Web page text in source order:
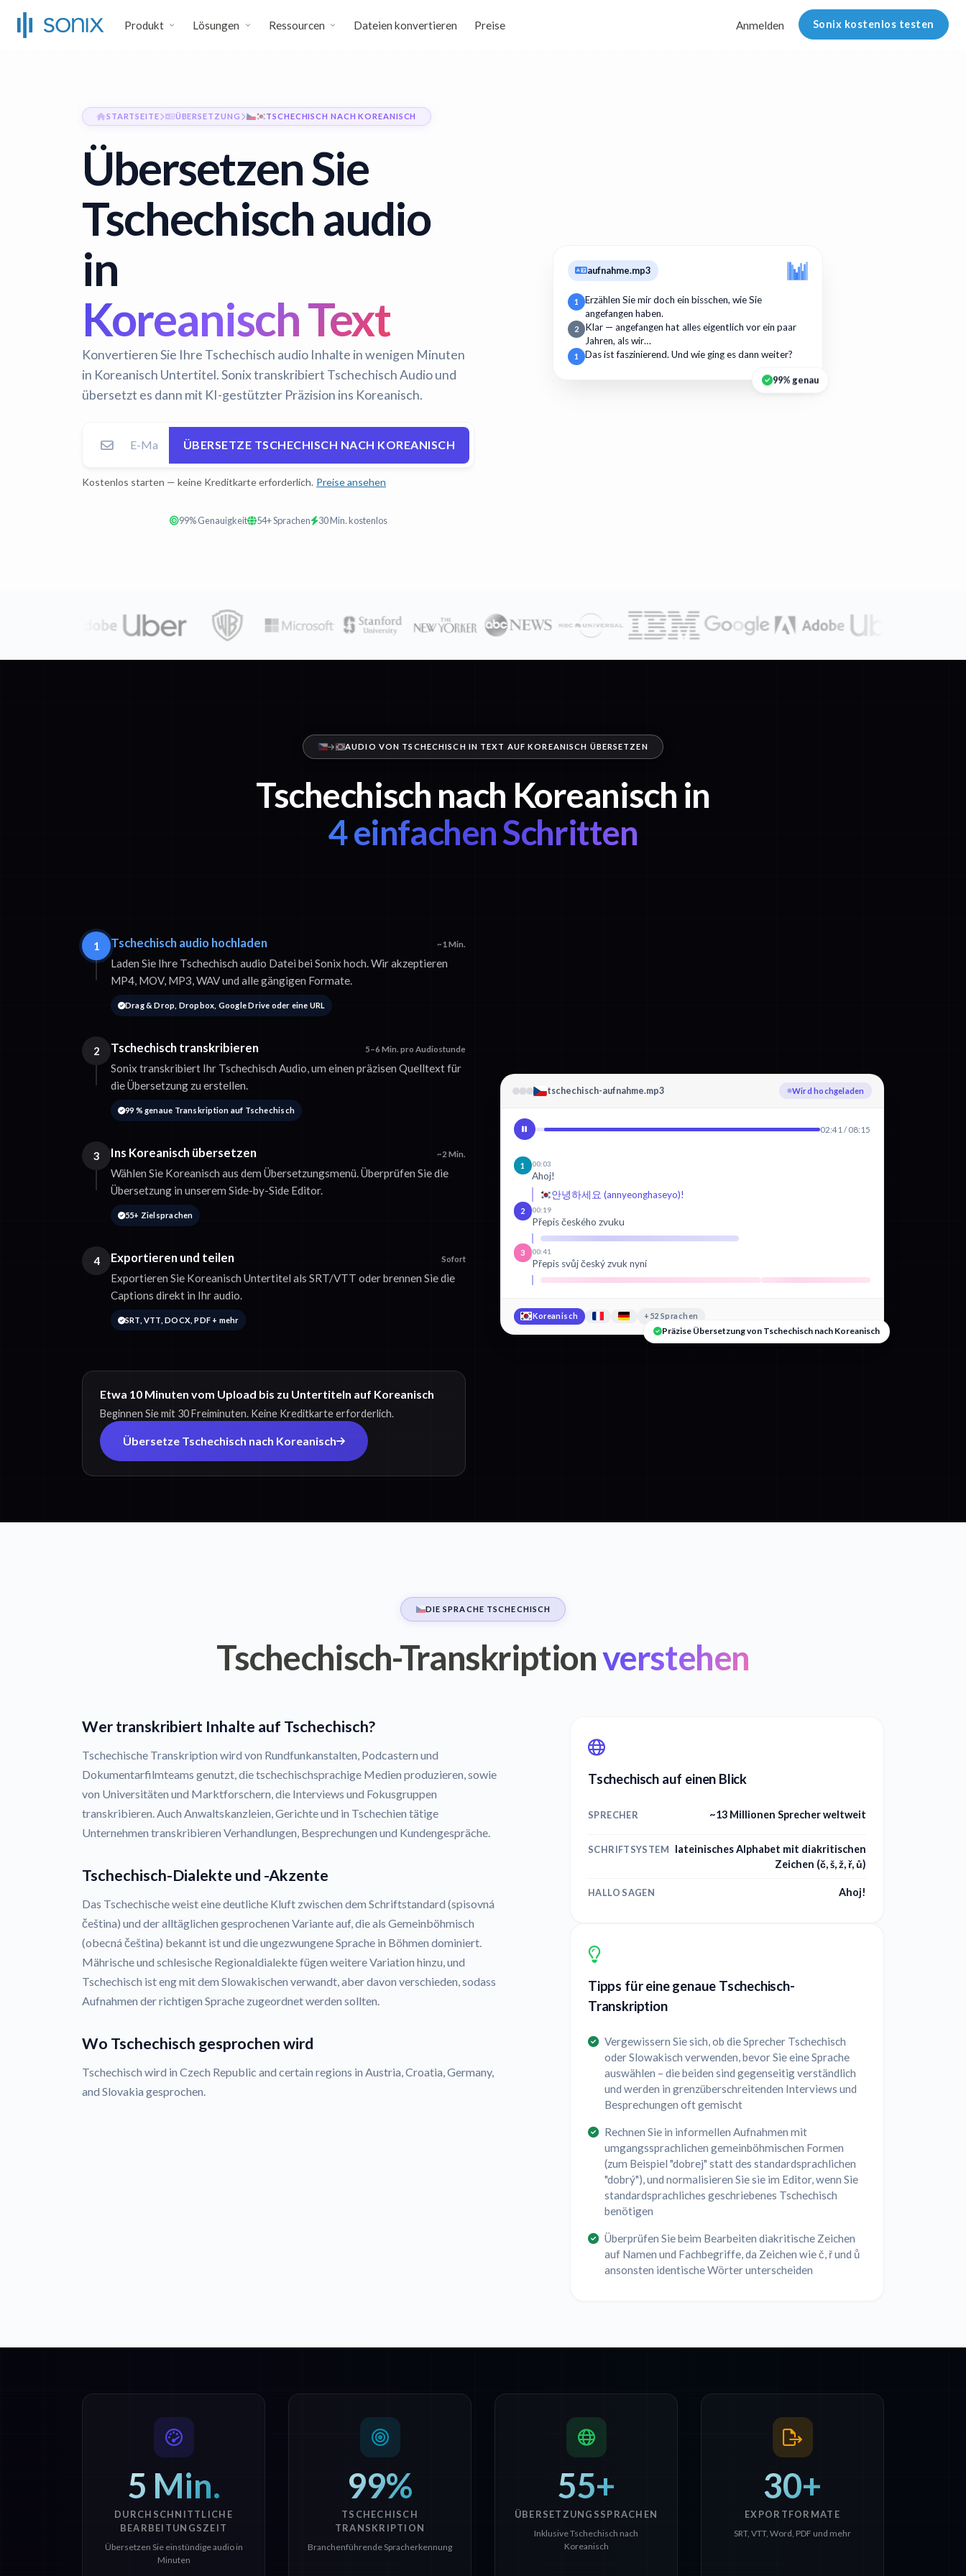
Produkt Lösungen Ressourcen Dateien konvertieren Preise Anmelden Sonix kostenlos testen
STARTSEITE ÜBERSETZUNG TSCHECHISCH NACH KOREANISCH
Übersetzen Sie
Tschechisch audio
in
Koreanisch Text
Konvertieren Sie Ihre Tschechisch audio Inhalte in wenigen Minuten
in Koreanisch Untertitel. Sonix transkribiert Tschechisch Audio und
übersetzt es dann mit KI-gestützter Präzision ins Koreanisch.
ÜBERSETZE TSCHECHISCH NACH KOREANISCH
Kostenlos starten — keine Kreditkarte erforderlich. Preise ansehen
99% Genauigkeit 54+ Sprachen 30 Min. kostenlos
aufnahme.mp3
1
Erzählen Sie mir doch ein bisschen, wie Sie
angefangen haben.
2
Klar — angefangen hat alles eigentlich vor ein paar
Jahren, als wir…
1 Das ist faszinierend. Und wie ging es dann weiter?
99% genau
AUDIO VON TSCHECHISCH IN TEXT AUF KOREANISCH ÜBERSETZEN
Tschechisch nach Koreanisch in
4 einfachen Schritten
1 Tschechisch audio hochladen ~1 Min.
Laden Sie Ihre Tschechisch audio Datei bei Sonix hoch. Wir akzeptieren
MP4, MOV, MP3, WAV und alle gängigen Formate.
Drag & Drop, Dropbox, Google Drive oder eine URL
2 Tschechisch transkribieren 5–6 Min. pro Audiostunde
Sonix transkribiert Ihr Tschechisch Audio, um einen präzisen Quelltext für
die Übersetzung zu erstellen.
99 % genaue Transkription auf Tschechisch
3 Ins Koreanisch übersetzen ~2 Min.
Wählen Sie Koreanisch aus dem Übersetzungsmenü. Überprüfen Sie die
Übersetzung in unserem Side-by-Side Editor.
55+ Zielsprachen
4 Exportieren und teilen Sofort
Exportieren Sie Koreanisch Untertitel als SRT/VTT oder brennen Sie die
Captions direkt in Ihr audio.
SRT, VTT, DOCX, PDF + mehr
Etwa 10 Minuten vom Upload bis zu Untertiteln auf Koreanisch
Beginnen Sie mit 30 Freiminuten. Keine Kreditkarte erforderlich.
Übersetze Tschechisch nach Koreanisch
tschechisch-aufnahme.mp3 Tschechisch wird transkribiert
02:41 / 08:15
1 00:03
Ahoj!
안녕하세요 (annyeonghaseyo)!
2 00:19
Přepis českého zvuku
3 00:41
Přepis svůj český zvuk nyní
Koreanisch +52 Sprachen
Präzise Übersetzung von Tschechisch nach Koreanisch
DIE SPRACHE TSCHECHISCH
Tschechisch-Transkriptionverstehen
Wer transkribiert Inhalte auf Tschechisch?
Tschechische Transkription wird von Rundfunkanstalten, Podcastern und
Dokumentarfilmteams genutzt, die tschechischsprachige Medien produzieren, sowie
von Universitäten und Marktforschern, die Interviews und Fokusgruppen
transkribieren. Auch Anwaltskanzleien, Gerichte und in Tschechien tätige
Unternehmen transkribieren Verhandlungen, Besprechungen und Kundengespräche.
Tschechisch-Dialekte und -Akzente
Das Tschechische weist eine deutliche Kluft zwischen dem Schriftstandard (spisovná
čeština) und der alltäglichen gesprochenen Variante auf, die als Gemeinböhmisch
(obecná čeština) bekannt ist und die ungezwungene Sprache in Böhmen dominiert.
Mährische und schlesische Regionaldialekte fügen weitere Variation hinzu, und
Tschechisch ist eng mit dem Slowakischen verwandt, aber davon verschieden, sodass
Aufnahmen der richtigen Sprache zugeordnet werden sollten.
Wo Tschechisch gesprochen wird
Tschechisch wird in Czech Republic and certain regions in Austria, Croatia, Germany,
and Slovakia gesprochen.
Tschechisch auf einen Blick
SPRECHER ~13 Millionen Sprecher weltweit
SCHRIFTSYSTEM
lateinisches Alphabet mit diakritischen
Zeichen (č, š, ž, ř, ů)
HALLO SAGEN Ahoj!
Tipps für eine genaue Tschechisch-
Transkription
Vergewissern Sie sich, ob die Sprecher Tschechisch
oder Slowakisch verwenden, bevor Sie eine Sprache
auswählen – die beiden sind gegenseitig verständlich
und werden in grenzüberschreitenden Interviews und
Besprechungen oft gemischt
Rechnen Sie in informellen Aufnahmen mit
umgangssprachlichen gemeinböhmischen Formen
(zum Beispiel "dobrej" statt des standardsprachlichen
"dobrý"), und normalisieren Sie sie im Editor, wenn Sie
standardsprachliches geschriebenes Tschechisch
benötigen
Überprüfen Sie beim Bearbeiten diakritische Zeichen
auf Namen und Fachbegriffe, da Zeichen wie č, ř und ů
ansonsten identische Wörter unterscheiden
5 Min.
DURCHSCHNITTLICHE
BEARBEITUNGSZEIT
Übersetzen Sie einstündige audio in
Minuten
99%
TSCHECHISCH
TRANSKRIPTION
Branchenführende Spracherkennung
55+
ÜBERSETZUNGSSPRACHEN
Inklusive Tschechisch nach
Koreanisch
30+
EXPORTFORMATE
SRT, VTT, Word, PDF und mehr